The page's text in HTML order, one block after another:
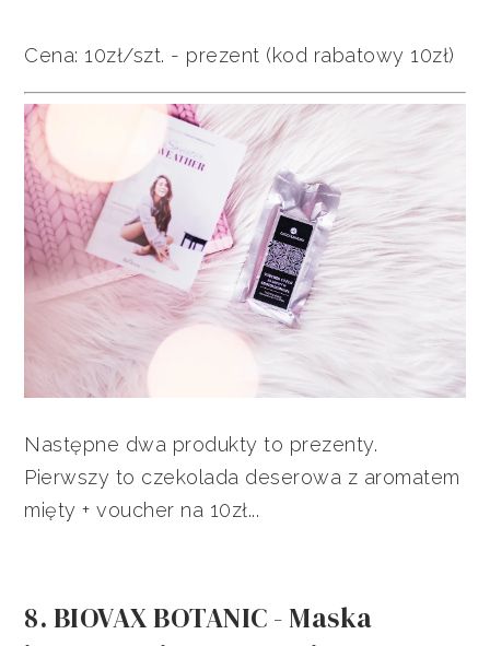
Cena: 10zł/szt. - prezent (kod rabatowy 10zł)
Następne dwa produkty to prezenty.
Pierwszy to czekolada deserowa z aromatem
mięty + voucher na 10zł...
8. BIOVAX BOTANIC - Maska